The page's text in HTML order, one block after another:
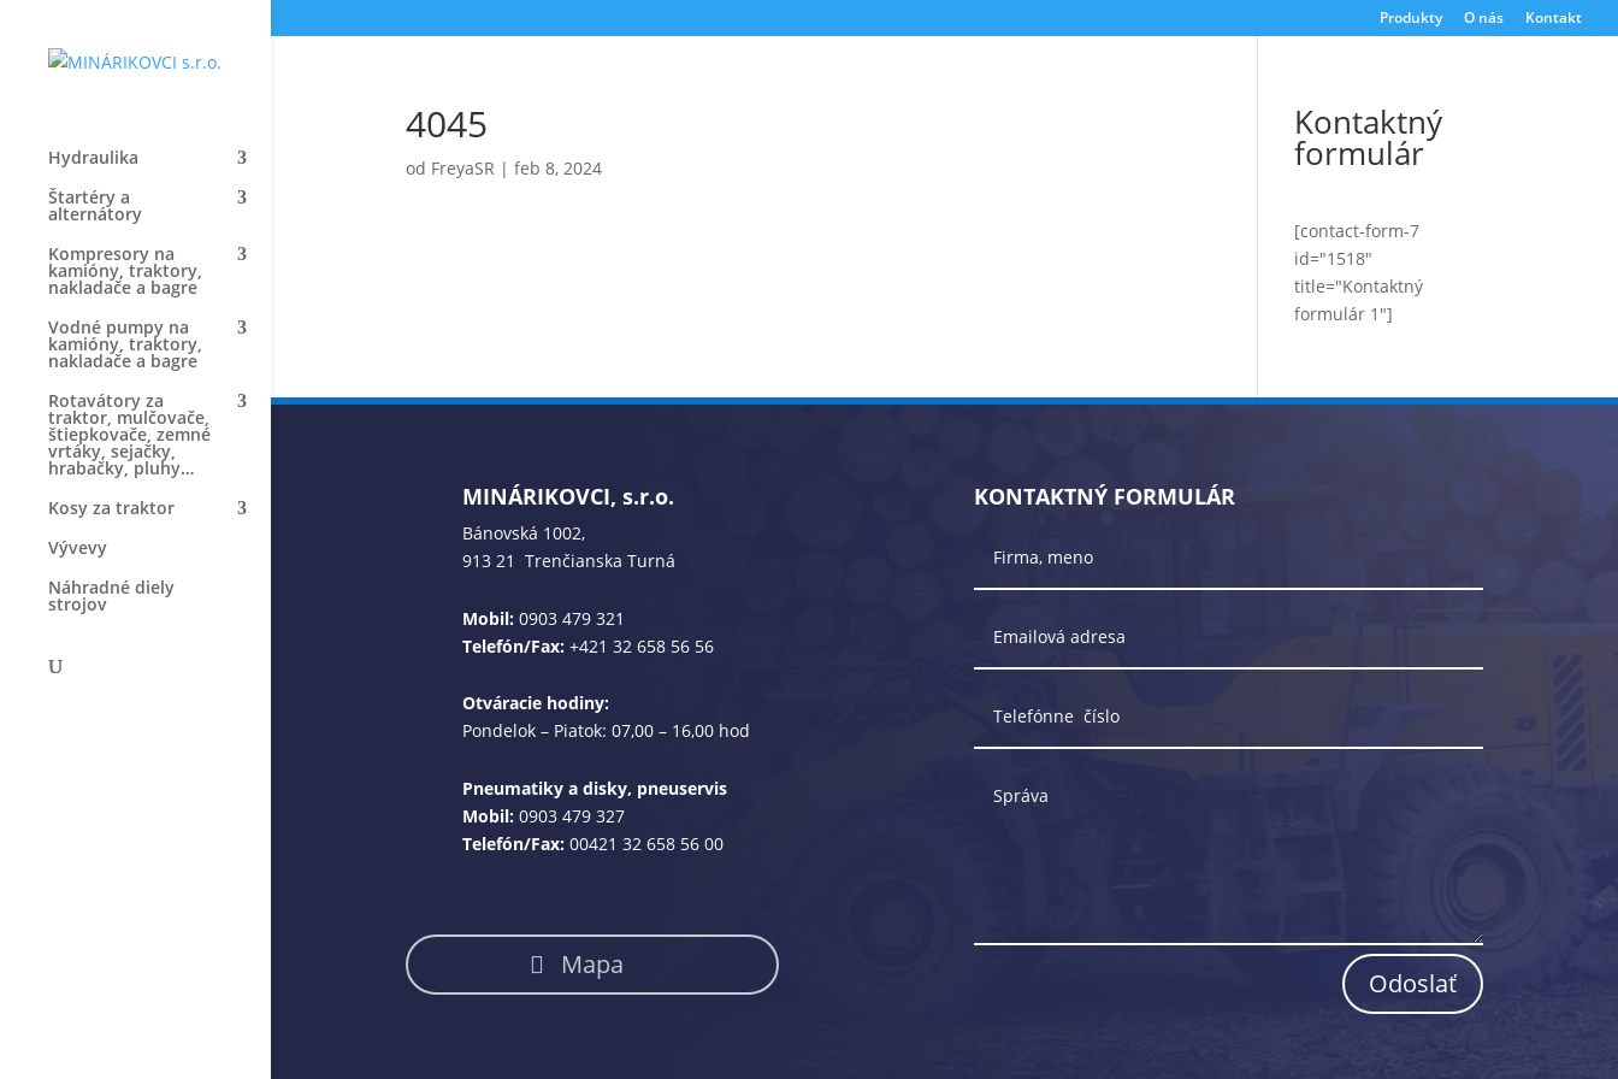
Produkty O nás Kontakt
Hydraulika
Štartéry a
alternátory
Kompresory na
kamióny, traktory,
nakladače a bagre
Vodné pumpy na
kamióny, traktory,
nakladače a bagre
Rotavátory za
traktor, mulčovače,
štiepkovače, zemné
vrtáky, sejačky,
hrabačky, pluhy…
Kosy za traktor
Vývevy
Náhradné diely
strojov
4045
od FreyaSR | feb 8, 2024
Kontaktný
formulár
[contact-form-7
id="1518"
title="Kontaktný
formulár 1"]
MINÁRIKOVCI, s.r.o.
Bánovská 1002,
913 21 Trenčianska Turná
Mobil: 0903 479 321
Telefón/Fax: +421 32 658 56 56
Otváracie hodiny:
Pondelok – Piatok: 07,00 – 16,00 hod
Pneumatiky a disky, pneuservis
Mobil: 0903 479 327
Telefón/Fax: 00421 32 658 56 00
Mapa
KONTAKTNÝ FORMULÁR
Odoslať